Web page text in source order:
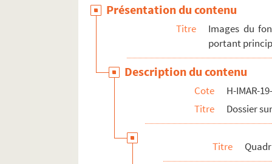
H-IMAR-22-25-101. Le massacre des
H-IMAR-22-25-102. Le massacre des
H-IMAR-22-26-103. Les saints innocents
H-IMAR-22-27-104. Les saints innocents
H-IMAR-22-27-105. Les saints innocents
H-IMAR-22-28-106. Les saints martyrs
H-IMAR-22-29-107. Sainte Ulphe et
Présentation du contenu
Titre
Images du
portant
Description du contenu
Cote
H-IMAR-
Titre
Dossier
Titre